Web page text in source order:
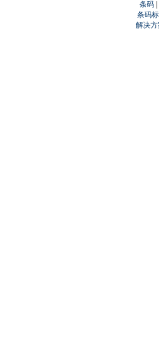
条码|
条码
解决方